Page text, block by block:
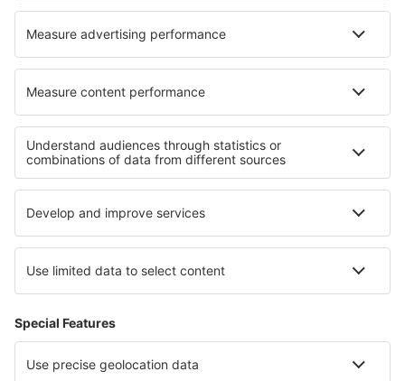
Hoteluri în Scarsdale Hoteluri în Lompoc
Cele mai bune hoteluri - regiuni
Hoteluri in Sächsische Schweiz
Hoteluri in Mecklenburg Lake Plateau
Hoteluri in Saxonia Inferioară Hoteluri în Berchtesgaden
Hoteluri in Moselle Valley
Hoteluri in Coclé Hoteluri în Algarve